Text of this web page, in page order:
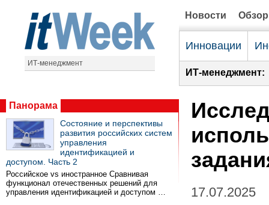
ИТ-менеджмент
Новости
Инновации
ИТ-менеджмент:
Панорама
Состояние и перспективы
развития российских систем
управления
идентификацией и
доступом. Часть 2
Российское vs иностранное Сравнивая
функционал отечественных решений для
управления идентификацией и доступом …
17.07.2025